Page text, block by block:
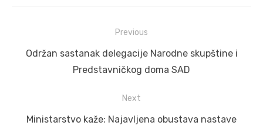
navigation
Previous
Previous
Održan sastanak delegacije Narodne skupštine i
Predstavničkog doma SAD
Next
Next
Ministarstvo kaže: Najavljena obustava nastave